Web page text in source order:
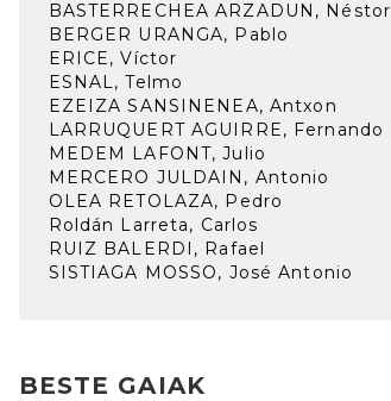
BASTERRECHEA ARZADUN, Néstor
BERGER URANGA, Pablo
ERICE, Víctor
ESNAL, Telmo
EZEIZA SANSINENEA, Antxon
LARRUQUERT AGUIRRE, Fernando
MEDEM LAFONT, Julio
MERCERO JULDAIN, Antonio
OLEA RETOLAZA, Pedro
Roldán Larreta, Carlos
RUIZ BALERDI, Rafael
SISTIAGA MOSSO, José Antonio
BESTE GAIAK